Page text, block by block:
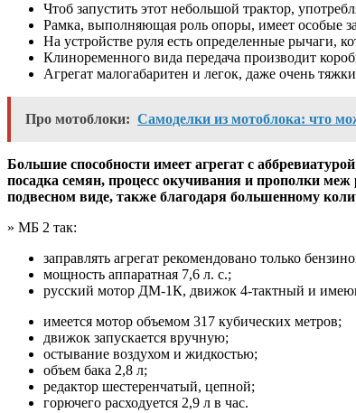
Чтоб запустить этот небольшой трактор,
Рамка, выполняющая роль опоры, имеет особые
На устройстве руля есть определенные рычаги,
Клиноременного вида передача производит
Агрегат малогабаритен и легок, даже очень
Про мотоблоки: Самоделки из мотоблока: что
Большие способности имеет агрегат с
посадка семян, процесс окучивания и прополки
подвесном виде, также благодаря большенному
» МБ 2 так:
заправлять агрегат рекомендовано только
мощность аппаратная 7,6 л. с.;
русский мотор ДМ-1К, движок 4-тактный и
имеется мотор объемом 317 кубических метров;
движок запускается вручную;
остывание воздухом и жидкостью;
объем бака 2,8 л;
редактор шестеренчатый, цепной;
горючего расходуется 2,9 л в час.